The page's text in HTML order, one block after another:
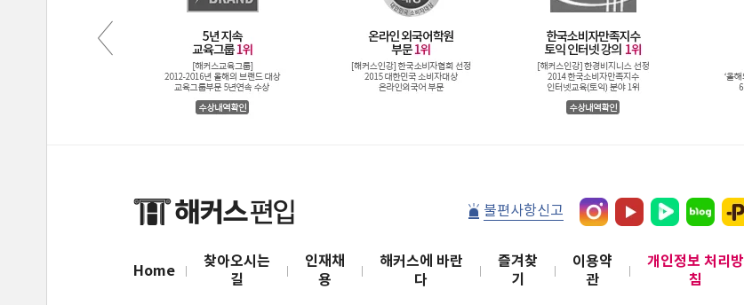
불편사항신고
Home
찾아오시는
길
인재채
용
해커스에 바란
다
즐겨찾
기
이용약
관
개인정보 처리방
침